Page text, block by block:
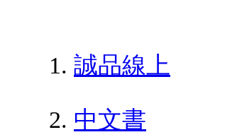
誠品線上
中文書